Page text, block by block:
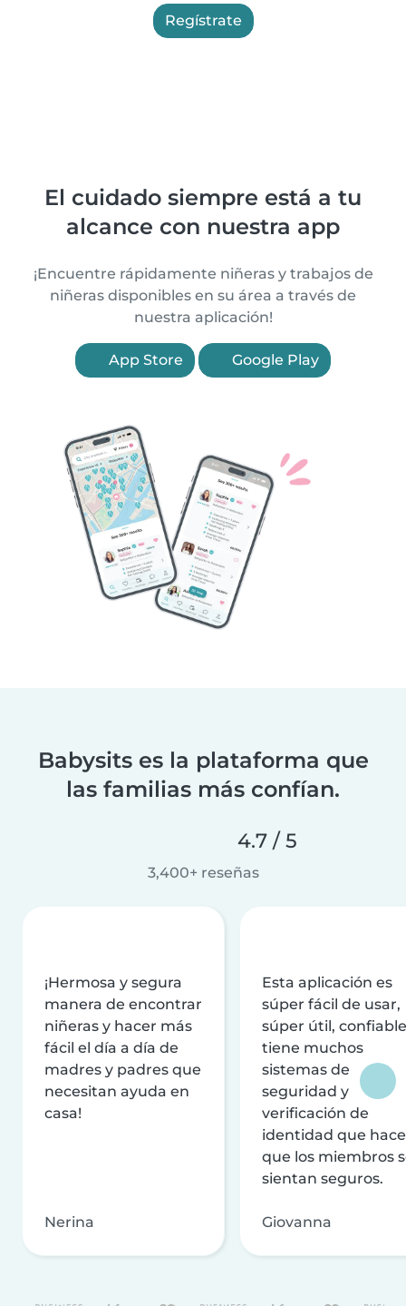
Regístrate
El cuidado siempre está a tu
alcance con nuestra app
¡Encuentre rápidamente niñeras y trabajos de
niñeras disponibles en su área a través de
nuestra aplicación!
App Store Google Play
Babysits es la plataforma que
las familias más confían.
4.7 / 5
3,400+ reseñas
¡Hermosa y segura
manera de encontrar
niñeras y hacer más
fácil el día a día de
madres y padres que
necesitan ayuda en
casa!
Nerina
Esta aplicación es
súper fácil de usar,
súper útil,
tiene muchos
sistemas de
seguridad y
verificación de
identidad que
que los miembros
sientan seguros.
Giovanna